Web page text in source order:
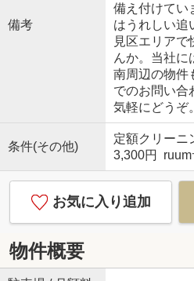
備考
備え付けてい
はうれしい追
見区エリアで
んか。当社に
南周辺の物件
でのお問い合
気軽にどうぞ。
条件(その他)
定額クリーニ
3,300円 ruum
お気に入り追加
物件概要